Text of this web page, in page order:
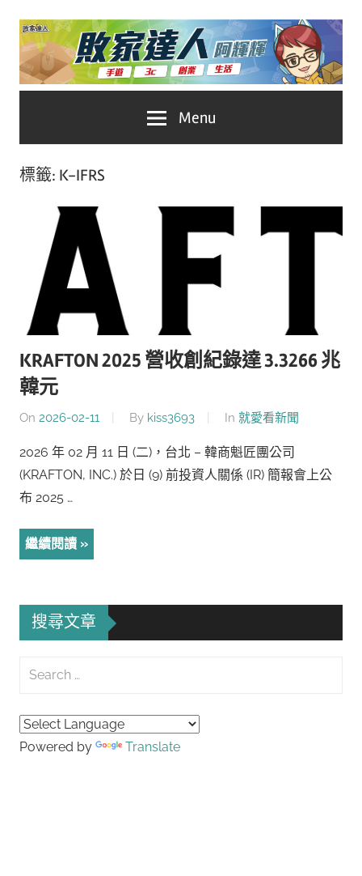
Skip
content
家
推
薦
No.1
遊
戲
體。
Menu
標籤: K-IFRS
KRAFTON 2025 營收創紀錄達 3.3266 兆
韓元
On 2026-02-11 By kiss3693 In 就愛看新聞
2026 年 02 月 11 日 (二)，台北 – 韓商魁匠團公司
(KRAFTON, INC.) 於日 (9) 前投資人關係 (IR) 簡報會上公
布 2025 …
繼續閱讀
搜尋文章
Search
Powered by Translate